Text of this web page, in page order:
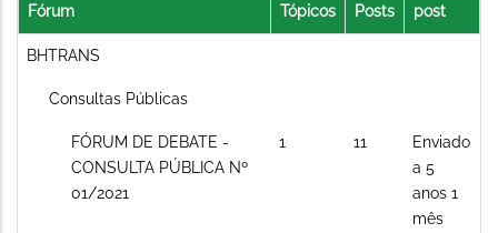
Fórum Tópicos Posts
post
Sem
posts
BHTRANS
Sem
posts
Consultas Públicas
Sem
novos
posts
FÓRUM DE DEBATE -
CONSULTA PÚBLICA Nº
01/2021
1 11
Enviado
a 5
anos 1
mês